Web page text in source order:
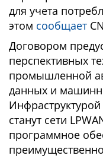
для учета
этом сообщает
Договором
перспективных
промышленной
данных и
станут сети
программное